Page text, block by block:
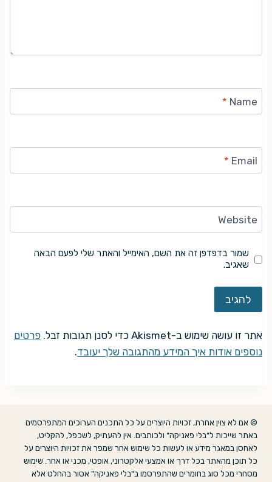
Name
*
Email
*
Website
שמור בדפדפן זה את השם, האימייל והאתר שלי לפעם הבאה
שאגיב.
אתר זו עושה שימוש ב-Akismet כדי לסנן תגובות זבל.
פרטים
נוספים אודות איך המידע מהתגובה שלך יעובד.
© אם לא צוין אחרת, זכויות היוצרים על כל התכנים הערוכים המתפרסמים
באתר שייכות ל"בלי פאניקה" ולכותבים. אין להעתיק, לשכפל, להקליט,
לאחסן במאגר מידע או לעשות כל שימוש אחר שמפר את זכויות היוצרים על
כל תוכן מהאתר בכל דרך או אמצעי אלקטרוני, אופטי, מכני או אחר. שימוש
מסחרי מכל סוג בחומרים שהתפרסמו ב"בלי פאניקה" אסור בהחלט אלא